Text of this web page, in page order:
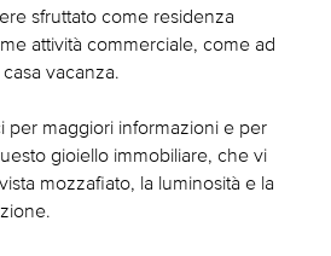
sfruttato come residenza
attività commerciale, come ad
vacanza.
per maggiori informazioni e per
gioiello immobiliare, che vi
mozzafiato, la luminosità e la